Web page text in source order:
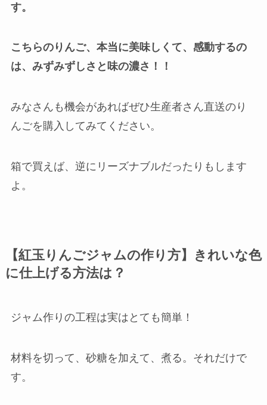
す。
こちらのりんご、本当に美味しくて、感動するの
は、みずみずしさと味の濃さ！！
みなさんも機会があればぜひ生産者さん直送のり
んごを購入してみてください。
箱で買えば、逆にリーズナブルだったりもします
よ。
【紅玉りんごジャムの作り方】きれいな色
に仕上げる方法は？
ジャム作りの工程は実はとても簡単！
材料を切って、砂糖を加えて、煮る。それだけで
す。